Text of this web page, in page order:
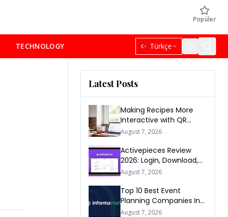
Popüler
TECHNOLOGY Türkçe
Latest Posts
Making Recipes More
Interactive with QR
Codes
August 7, 2026
Activepieces Review
2026: Login, Download,
AI, Pricing, Automation &
August 7, 2026
Top 10 Best Event
Planning Companies In
The World 2026
August 7, 2026